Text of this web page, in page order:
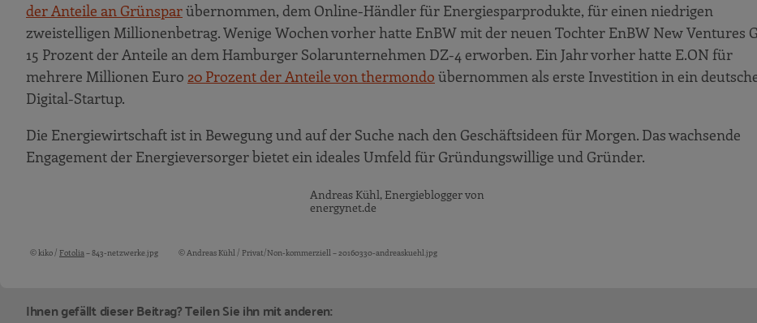
der Anteile an Grünsparübernommen, dem Online-Händler für Energiesparprodukte, für einen niedrigen
zweistelligen Millionenbetrag. Wenige Wochen vorher hatte EnBW mit der neuen Tochter EnBW New Ventures
15 Prozent der Anteile an dem Hamburger Solarunternehmen DZ-4 erworben. Ein Jahr vorher hatte E.ON für
mehrere Millionen Euro 20 Prozent der Anteile von thermondo übernommen als erste Investition in ein
Digital-Startup.
Die Energiewirtschaft ist in Bewegung und auf der Suche nach den Geschäftsideen für Morgen. Das wachsende
Engagement der Energieversorger bietet ein ideales Umfeld für Gründungswillige und Gründer.
Andreas Kühl, Energieblogger von
energynet.de
Bildquellen und Copyright-Hinweise
© kiko / Fotolia– 843-netzwerke.jpg © Andreas Kühl / Privat/Non-kommerziell – 20160330-andreaskuehl.jpg
Ihnen gefällt dieser Beitrag? Teilen Sie ihn mit anderen: